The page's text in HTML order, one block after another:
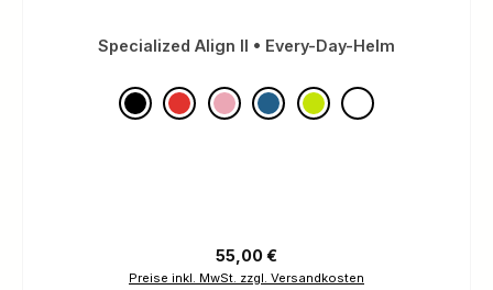
Specialized Align II • Every-Day-Helm
Regulärer Preis:
55,00 €
Preise inkl. MwSt. zzgl. Versandkosten